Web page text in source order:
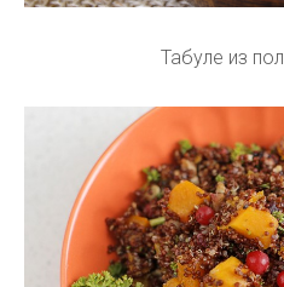
Табуле из